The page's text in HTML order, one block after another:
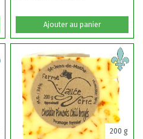
Ajouter au panier
200 g